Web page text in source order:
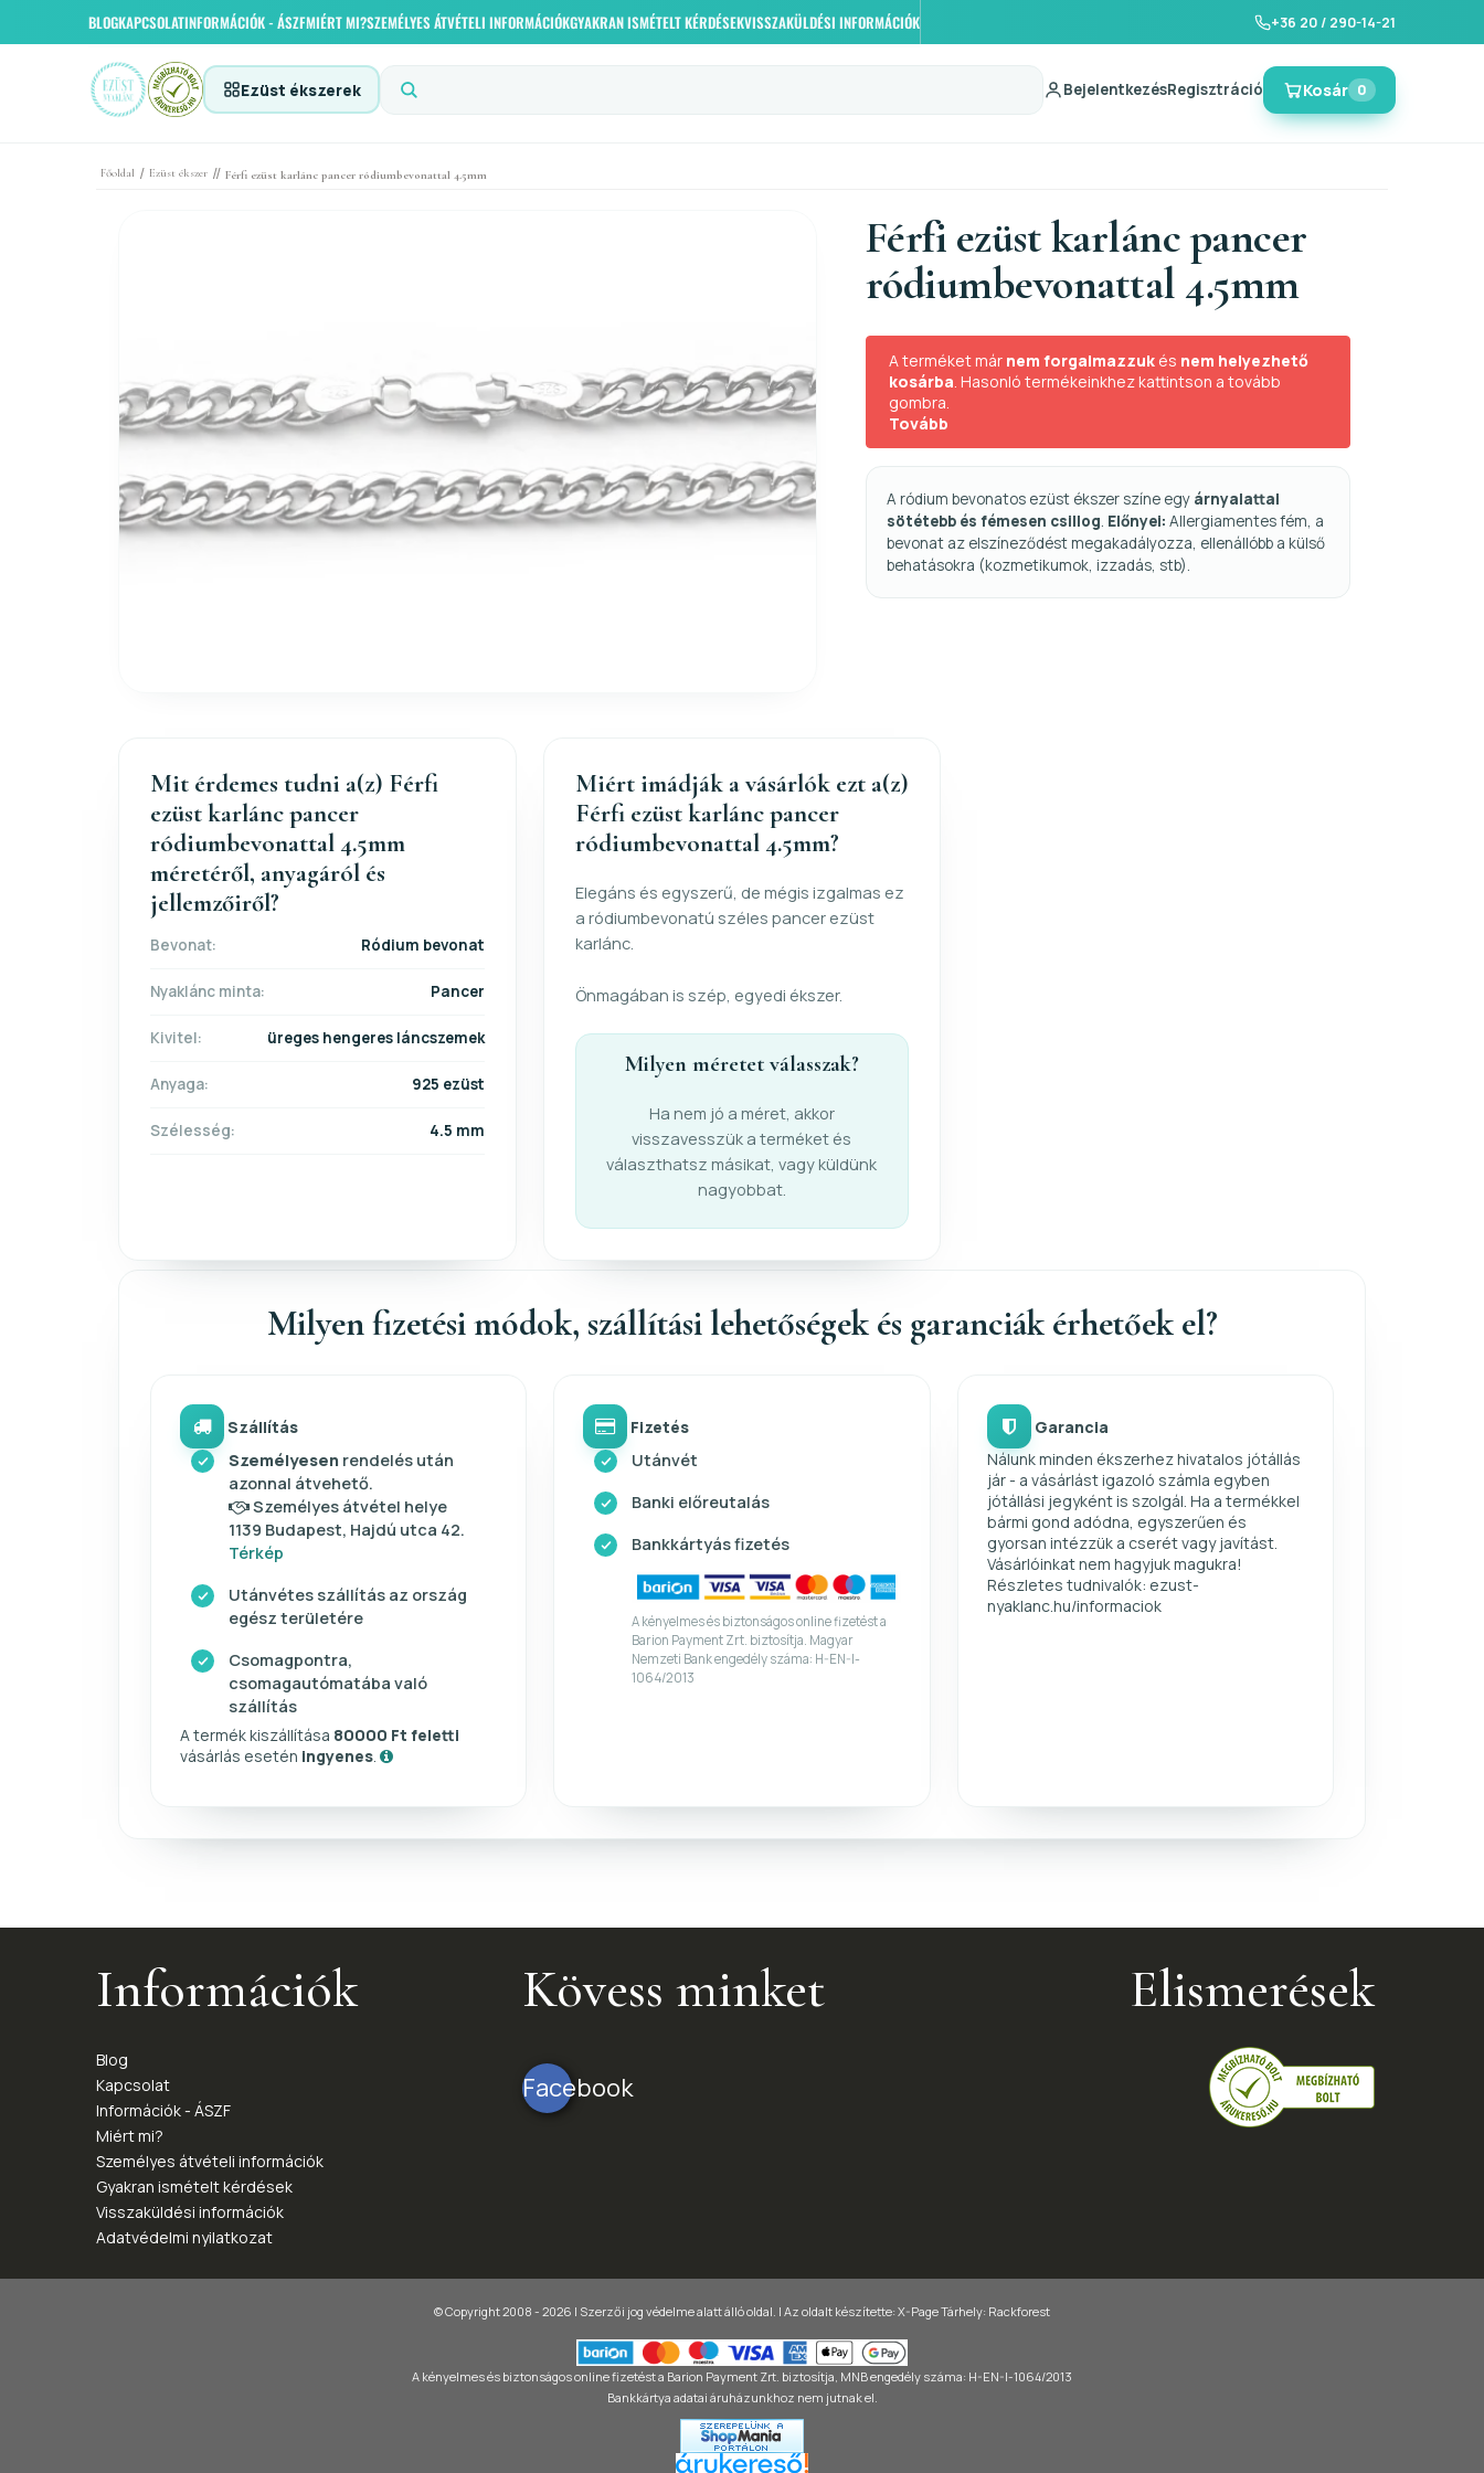
BLOGKAPCSOLATINFORMÁCIÓK - ÁSZFMIÉRT MI?SZEMÉLYES ÁTVÉTELI INFORMÁCIÓKGYAKRAN ISMÉTELT KÉRDÉSEKVISSZAKÜLDÉSI INFORMÁCIÓK +36 20 / 290-14-21
Ezüst ékszerek BejelentkezésRegisztráció Kosár 0
Főoldal / Ezüst ékszer // Férfi ezüst karlánc pancer ródiumbevonattal 4.5mm
Férfi ezüst karlánc pancer
ródiumbevonattal 4.5mm
A terméket már nem forgalmazzukés nem helyezhető
kosárba. Hasonló termékeinkhez kattintson a tovább
gombra.
Tovább
A ródium bevonatos ezüst ékszer színe egy árnyalattal
sötétebb és fémesen csillog. Előnyei: Allergiamentes fém, a
bevonat az elszíneződést megakadályozza, ellenállóbb a külső
behatásokra (kozmetikumok, izzadás, stb).
Mit érdemes tudni a(z) Férfi
ezüst karlánc pancer
ródiumbevonattal 4.5mm
méretéről, anyagáról és
jellemzőiről?
Bevonat: Ródium bevonat
Nyaklánc minta: Pancer
Kivitel: üreges hengeres láncszemek
Anyaga: 925 ezüst
Szélesség: 4.5 mm
Miért imádják a vásárlók ezt a(z)
Férfi ezüst karlánc pancer
ródiumbevonattal 4.5mm?
Elegáns és egyszerű, de mégis izgalmas ez
a ródiumbevonatú széles pancer ezüst
karlánc.
Önmagában is szép, egyedi ékszer.
Milyen méretet válasszak?
Ha nem jó a méret, akkor
visszavesszük a terméket és
választhatsz másikat, vagy küldünk
nagyobbat.
Milyen fizetési módok, szállítási lehetőségek és garanciák érhetőek el?
Szállítás
Személyesen rendelés után
azonnal átvehető.
Személyes átvétel helye
1139 Budapest, Hajdú utca 42.
Térkép
Utánvétes szállítás az ország
egész területére
Csomagpontra,
csomagautómatába való
szállítás
A termék kiszállítása 80000 Ft feletti
vásárlás esetén ingyenes
Fizetés
Utánvét
Banki előreutalás
Bankkártyás fizetés
A kényelmes és biztonságos online fizetést a
Barion Payment Zrt. biztosítja. Magyar
Nemzeti Bank engedély száma: H-EN-I-
1064/2013
Garancia
Nálunk minden ékszerhez hivatalos jótállás
jár - a vásárlást igazoló számla egyben
jótállási jegyként is szolgál. Ha a termékkel
bármi gond adódna, egyszerűen és
gyorsan intézzük a cserét vagy javítást.
Vásárlóinkat nem hagyjuk magukra!
Részletes tudnivalók: ezust-
nyaklanc.hu/informaciok
Információk
Blog
Kapcsolat
Információk - ÁSZF
Miért mi?
Személyes átvételi információk
Gyakran ismételt kérdések
Visszaküldési információk
Adatvédelmi nyilatkozat
Kövess minket
Facebook
Elismerések
© Copyright 2008 - 2026 | Szerzői jog védelme alatt álló oldal. | Az oldalt készítette: X-PageTárhely: Rackforest
A kényelmes és biztonságos online fizetést a Barion Payment Zrt. biztosítja, MNB engedély száma: H-EN-I-1064/2013
Bankkártya adatai áruházunkhoz nem jutnak el.